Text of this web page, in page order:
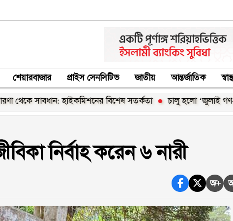
শেয়ারবাজার প্রাইস সেনসিটিভ জাতীয় আন্তর্জাতিক
সাবধান: হাইকমিশনের বিশেষ সতর্কতা চালু হলো ‘জুলাই গণ-
নির্বাহ করেন ৬ নারী
অ+